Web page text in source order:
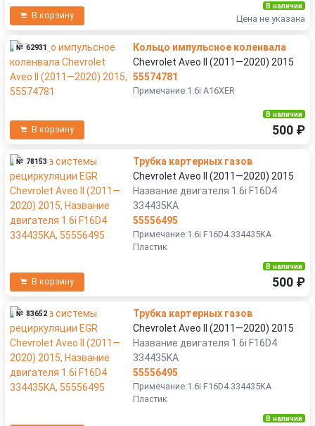
В корзину
В наличии
Цена не указана
№ 62931
Кольцо импульсное коленвала
Chevrolet Aveo II (2011—2020) 2015
55574781
Примечание:1.6i A16XER
В корзину
В наличии
500 ₽
№ 78153
Трубка картерных газов
Chevrolet Aveo II (2011—2020) 2015
Название двигателя 1.6i F16D4
334435KA
55556495
Примечание:1.6i F16D4 334435KA
Пластик
В корзину
В наличии
500 ₽
№ 83652
Трубка картерных газов
Chevrolet Aveo II (2011—2020) 2015
Название двигателя 1.6i F16D4
334435KA
55556495
Примечание:1.6i F16D4 334435KA
Пластик
В наличии